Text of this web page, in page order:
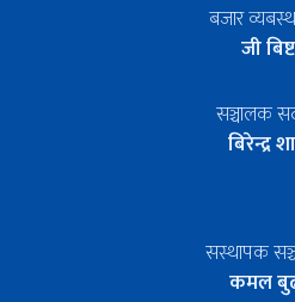
बजार
जी बिष्ट
सञ्चालक
बिरेन्द्र
सस्थापक
कमल